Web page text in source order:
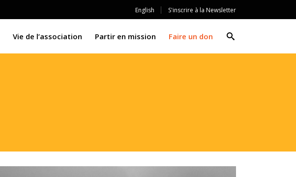
English S'inscrire à la Newsletter
Vie de l’association Partir en mission Faire un don